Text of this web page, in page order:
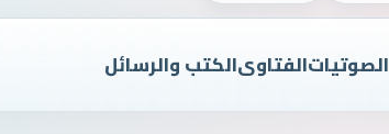
الصوتياتالفتاوىالكتب والرسائل